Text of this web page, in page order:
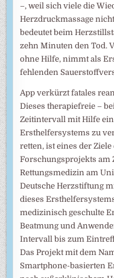
–, weil sich viele die
Herzdruckmassage
bedeutet beim
zehn Minuten den Tod.
ohne Hilfe, nimmt als
fehlenden
App verkürzt fatales
Dieses therapiefreie –
Zeitintervall mit Hilfe
Ersthelfersystems zu
retten, ist eines der
Forschungsprojekts am
Rettungsmedizin am
Deutsche Herzstiftung
dieses
medizinisch geschulte
Beatmung und
Intervall bis zum
Das Projekt mit dem
Smartphone-basierten